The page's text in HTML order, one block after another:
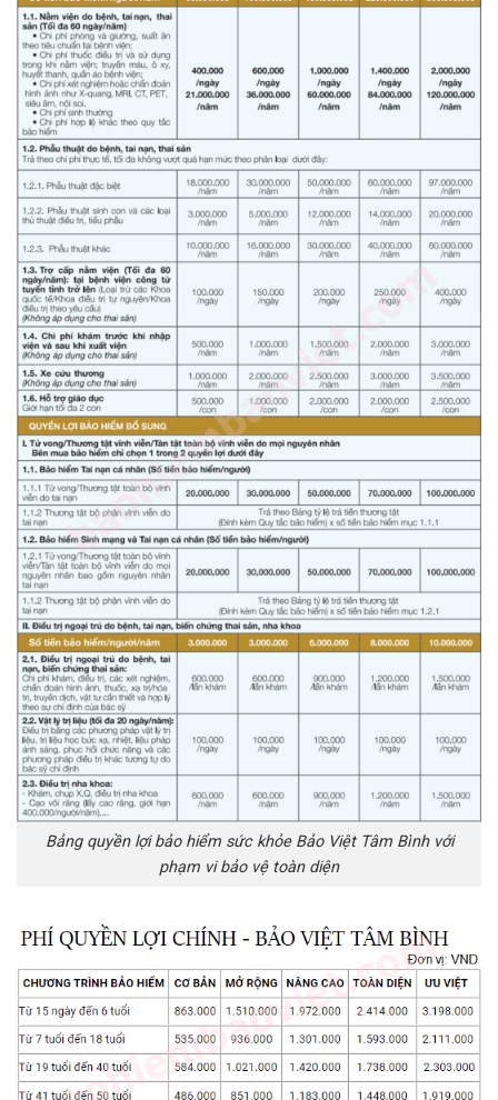
Bảng quyền lợi bảo hiểm sức khỏe Bảo Việt Tâm Bình với
phạm vi bảo vệ toàn diện